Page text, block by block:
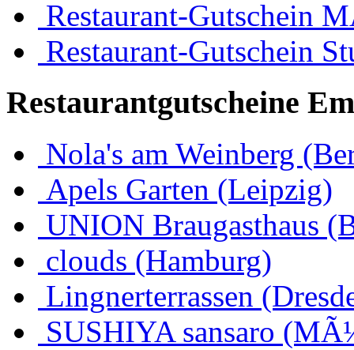
Restaurant-Gutschein
Restaurant-Gutschein
Restaurantgutscheine
Nola's am Weinberg
Apels Garten (Leipzig)
UNION Braugasthaus
clouds (Hamburg)
Lingnerterrassen
SUSHIYA sansaro